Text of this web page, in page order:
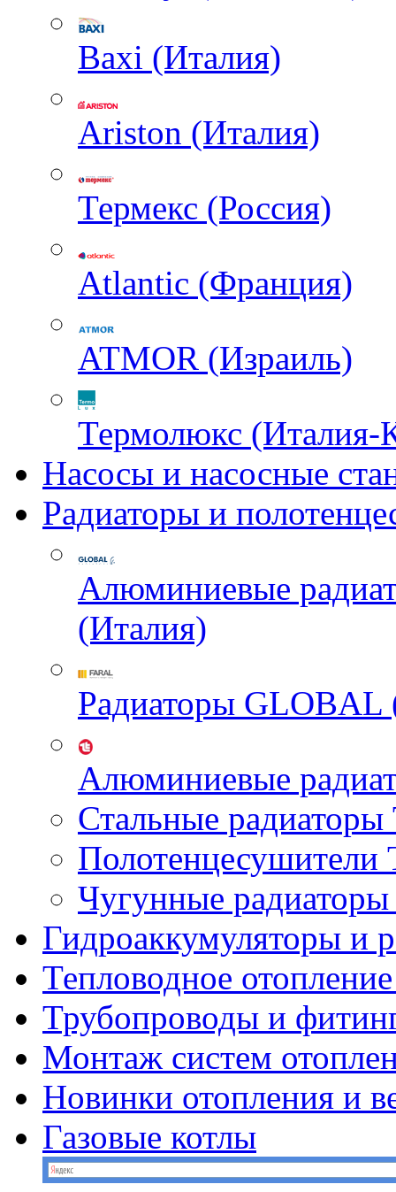
Baxi (Италия)
Ariston (Италия)
Термекс (Россия)
Atlantic (Франция)
ATMOR (Израиль)
Термолюкс (Италия-
Насосы и насосные
Радиаторы и
Алюминиевые
(Италия)
Радиаторы GLOBAL
Алюминиевые
Стальные
Чугунные
Гидроаккумуляторы и
Тепловодное
Трубопроводы и
Монтаж систем
Новинки отопления и
Газовые котлы